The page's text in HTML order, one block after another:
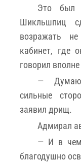
Это был
Шикльшпиц
возражать
кабинет, где
говорил
—
сильные
заявил дрищ.
Адмирал
— И в чем
благодушно